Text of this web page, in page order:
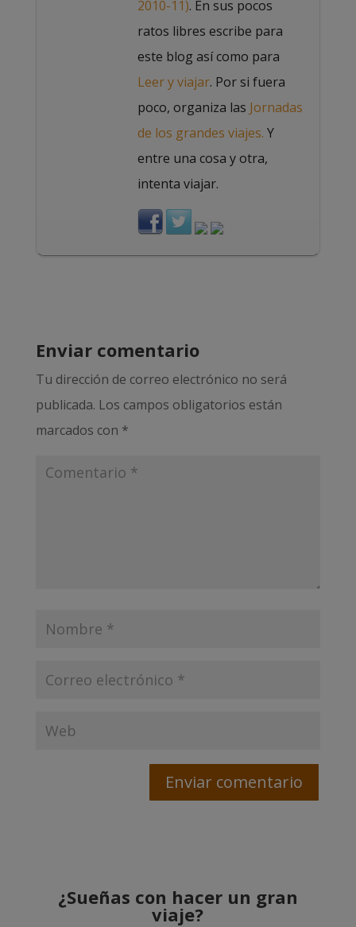
2010-11). En sus pocos
ratos libres escribe para
este blog así como para
Leer y viajar. Por si fuera
poco, organiza las Jornadas
de los grandes viajes. Y
entre una cosa y otra,
intenta viajar.
Enviar comentario
Tu dirección de correo electrónico no será
publicada. Los campos obligatorios están
marcados con *
¿Sueñas con hacer un gran
viaje?